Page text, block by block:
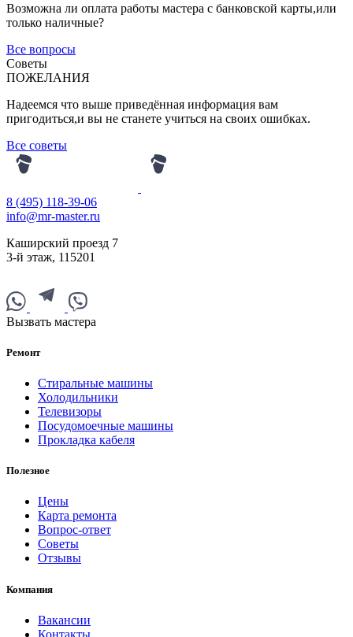
Возможна ли оплата работы мастера с банковской карты,или
только наличные?
Все вопросы
Советы
ПОЖЕЛАНИЯ
Надеемся что выше приведённая информация вам
пригодиться,и вы не станете учиться на своих ошибках.
Все советы
8 (495) 118-39-06
info@mr-master.ru
Каширский проезд 7
3-й этаж, 115201
Вызвать мастера
Ремонт
Стиральные машины
Холодильники
Телевизоры
Посудомоечные машины
Прокладка кабеля
Полезное
Цены
Карта ремонта
Вопрос-ответ
Советы
Отзывы
Компания
Вакансии
Контакты